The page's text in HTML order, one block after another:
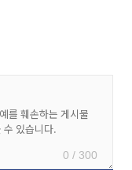
0 / 300